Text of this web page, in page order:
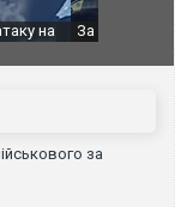
в
В
за